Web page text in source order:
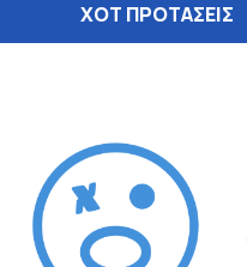
ΧΟΤ ΠΡΟΤΆΣΕΙΣ